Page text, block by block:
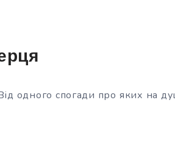
одного спогади про яких на